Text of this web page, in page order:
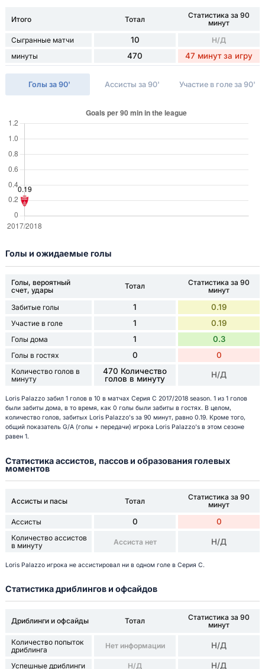
Итого Тотал
Статистика за 90
минут
Сыгранные матчи
10
Н/Д
минуты
470 47 минут за игру
Голы за 90' Ассисты за 90' Участие в голе за 90'
Голы и ожидаемые голы
Голы, вероятный
счет, удары
Тотал
Статистика за 90
минут
Забитые голы
1 0.19
Участие в голе 1 0.19
Голы дома 1 0.3
Голы в гостях 0 0
Количество голов в
минуту
470 Количество
голов в минуту
Н/Д
Loris Palazzo забил 1 голов в 10 в матчах Серия C 2017/2018 season. 1 из 1 голов
были забиты дома, в то время, как 0 голы были забиты в гостях. В целом,
количество голов, забитых Loris Palazzo's за 90 минут, равно 0.19. Кроме того,
общий показатель G/A (голы + передачи) игрока Loris Palazzo's в этом сезоне
равен 1.
Статистика ассистов, пассов и образования голевых
моментов
Ассисты и пасы Тотал
Статистика за 90
минут
Ассисты
0 0
Количество ассистов
в минуту
Ассиста нет Н/Д
Loris Palazzo игрока не ассистировал ни в одном голе в Серия C.
Статистика дриблингов и офсайдов
Дриблинги и офсайды Тотал
Статистика за 90
минут
Количество попыток
дриблинга
Нет информации Н/Д
Успешные дриблинги Н/Д Н/Д